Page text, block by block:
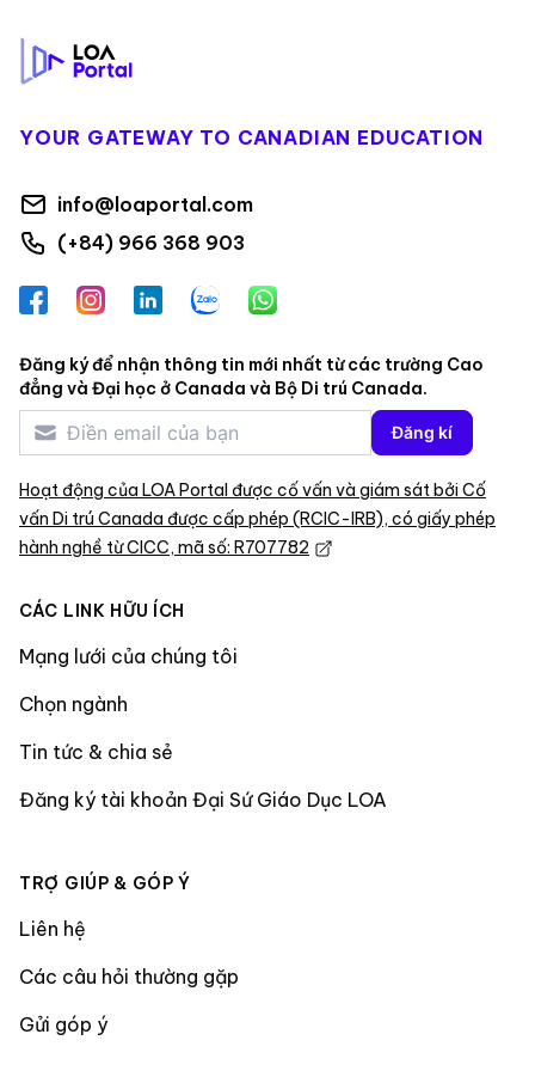
YOUR GATEWAY TO CANADIAN EDUCATION
info@loaportal.com
(+84) 966 368 903
FacebookInstagramLinkedInZalo WhatsApp
Đăng ký để nhận thông tin mới nhất từ các trường Cao
đẳng và Đại học ở Canada và Bộ Di trú Canada.
Đăng kí
Hoạt động của LOA Portal được cố vấn và giám sát bởi Cố
vấn Di trú Canada được cấp phép (RCIC-IRB), có giấy phép
hành nghề từ CICC, mã số: R707782
CÁC LINK HỮU ÍCH
Mạng lưới của chúng tôi
Chọn ngành
Tin tức & chia sẻ
Đăng ký tài khoản Đại Sứ Giáo Dục LOA
TRỢ GIÚP & GÓP Ý
Liên hệ
Các câu hỏi thường gặp
Gửi góp ý